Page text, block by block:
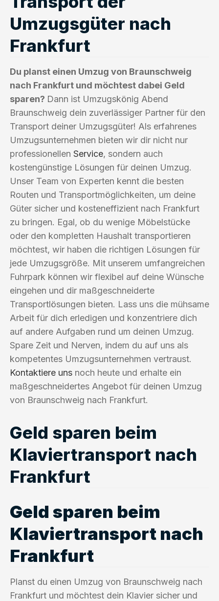
Umzugsgüter nach
Frankfurt
Du planst einen Umzug von Braunschweig
nach Frankfurt und möchtest dabei Geld
sparen? Dann ist Umzugskönig Abend
Braunschweig dein zuverlässiger Partner für den
Transport deiner Umzugsgüter! Als erfahrenes
Umzugsunternehmen bieten wir dir nicht nur
professionellen Service, sondern auch
kostengünstige Lösungen für deinen Umzug.
Unser Team von Experten kennt die besten
Routen und Transportmöglichkeiten, um deine
Güter sicher und kosteneffizient nach Frankfurt
zu bringen. Egal, ob du wenige Möbelstücke
oder den kompletten Haushalt transportieren
möchtest, wir haben die richtigen Lösungen für
jede Umzugsgröße. Mit unserem umfangreichen
Fuhrpark können wir flexibel auf deine Wünsche
eingehen und dir maßgeschneiderte
Transportlösungen bieten. Lass uns die mühsame
Arbeit für dich erledigen und konzentriere dich
auf andere Aufgaben rund um deinen Umzug.
Spare Zeit und Nerven, indem du auf uns als
kompetentes Umzugsunternehmen vertraust.
Kontaktiere uns noch heute und erhalte ein
maßgeschneidertes Angebot für deinen Umzug
von Braunschweig nach Frankfurt.
Geld sparen beim
Klaviertransport nach
Frankfurt
Geld sparen beim
Klaviertransport nach
Frankfurt
Planst du einen Umzug von Braunschweig nach
Frankfurt und möchtest dein Klavier sicher und